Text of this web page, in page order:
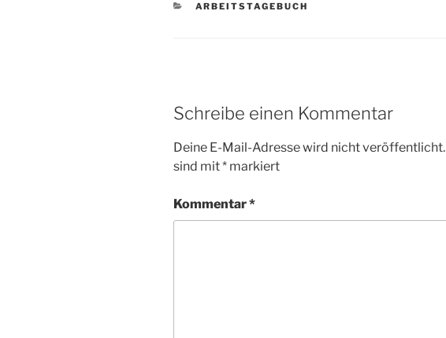
KATEGORIEN
ARBEITSTAGEBUCH
Schreibe einen Kommentar
Deine E-Mail-Adresse wird nicht veröffentlicht.
sind mit* markiert
Kommentar*